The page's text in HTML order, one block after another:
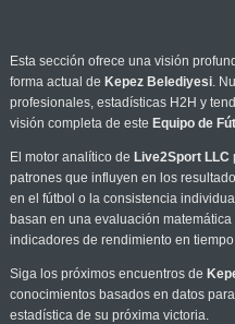
Esta sección ofrece una visión
forma actual de Kepez Belediyesi.
profesionales, estadísticas H2H y
visión completa de este Equipo de
El motor analítico de Live2Sport LLC
patrones que influyen en los
en el fútbol o la consistencia
basan en una evaluación
indicadores de rendimiento en
Siga los próximos encuentros de
conocimientos basados en datos
estadística de su próxima victoria.